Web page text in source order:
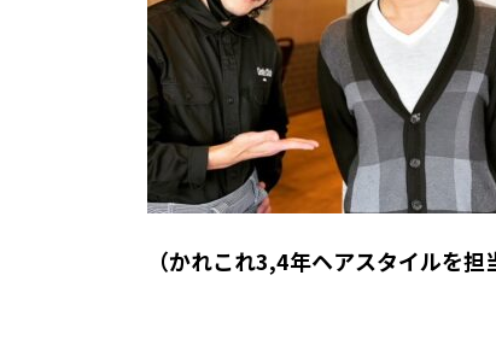
（かれこれ3,4年ヘアスタイルを担